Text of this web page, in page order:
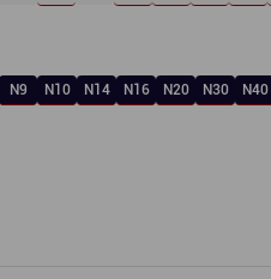
N9 N10 N14 N16 N20 N30 N40